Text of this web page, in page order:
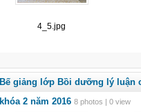
4_5.jpg
Bế giảng lớp Bồi dưỡng lý luận
khóa 2 năm 2016 8 photos | 0 view